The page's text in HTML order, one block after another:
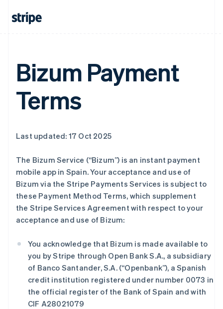
Bizum Payment
Terms
Last updated: 17 Oct 2025
The Bizum Service (“Bizum”) is an instant payment
mobile app in Spain. Your acceptance and use of
Bizum via the Stripe Payments Services is subject to
these Payment Method Terms, which supplement
the Stripe Services Agreement with respect to your
acceptance and use of Bizum:
You acknowledge that Bizum is made available to
you by Stripe through Open Bank S.A., a subsidiary
of Banco Santander, S.A. (“Openbank”), a Spanish
credit institution registered under number 0073 in
the official register of the Bank of Spain and with
CIF A28021079
爱沙尼亚
English
巴西
保加利亚
English
波兰
丹麦
德国
DeutschEnglish
法国
Français English
芬兰
荷兰
加拿大
EnglishFrançais
捷克
English
克罗地亚